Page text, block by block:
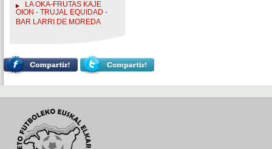
LA OKA-FRUTAS KAJE
OION - TRUJAL EQUIDAD -
BAR LARRI DE MOREDA